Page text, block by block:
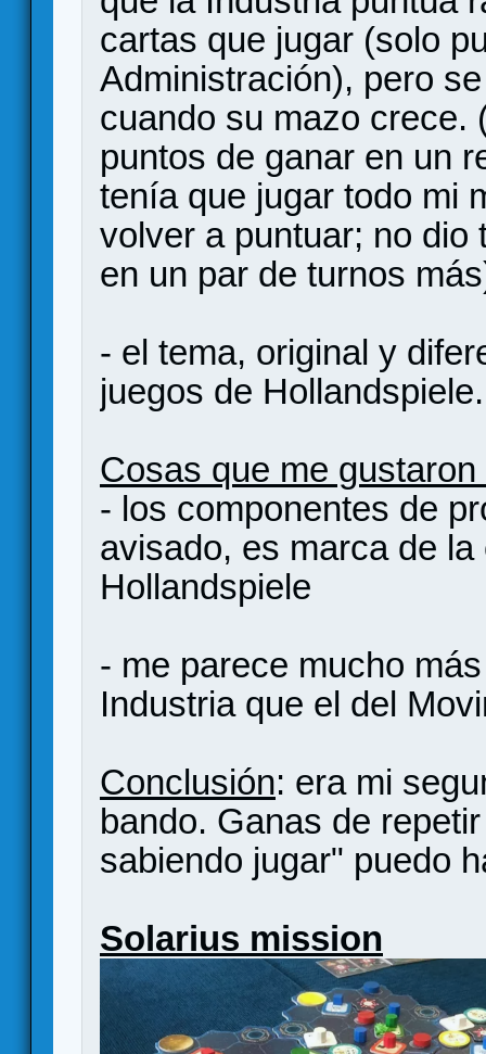
cartas que jugar (solo
Administración), pero
cuando su mazo crece.
puntos de ganar en un
tenía que jugar todo mi
volver a puntuar; no dio
en un par de turnos
- el tema, original y
juegos de Hollandspiele.
Cosas que me
- los componentes de
avisado, es marca de
Hollandspiele
- me parece mucho
Industria que el del
Conclusión: era mi
bando. Ganas de
sabiendo jugar" puedo
Solarius mission